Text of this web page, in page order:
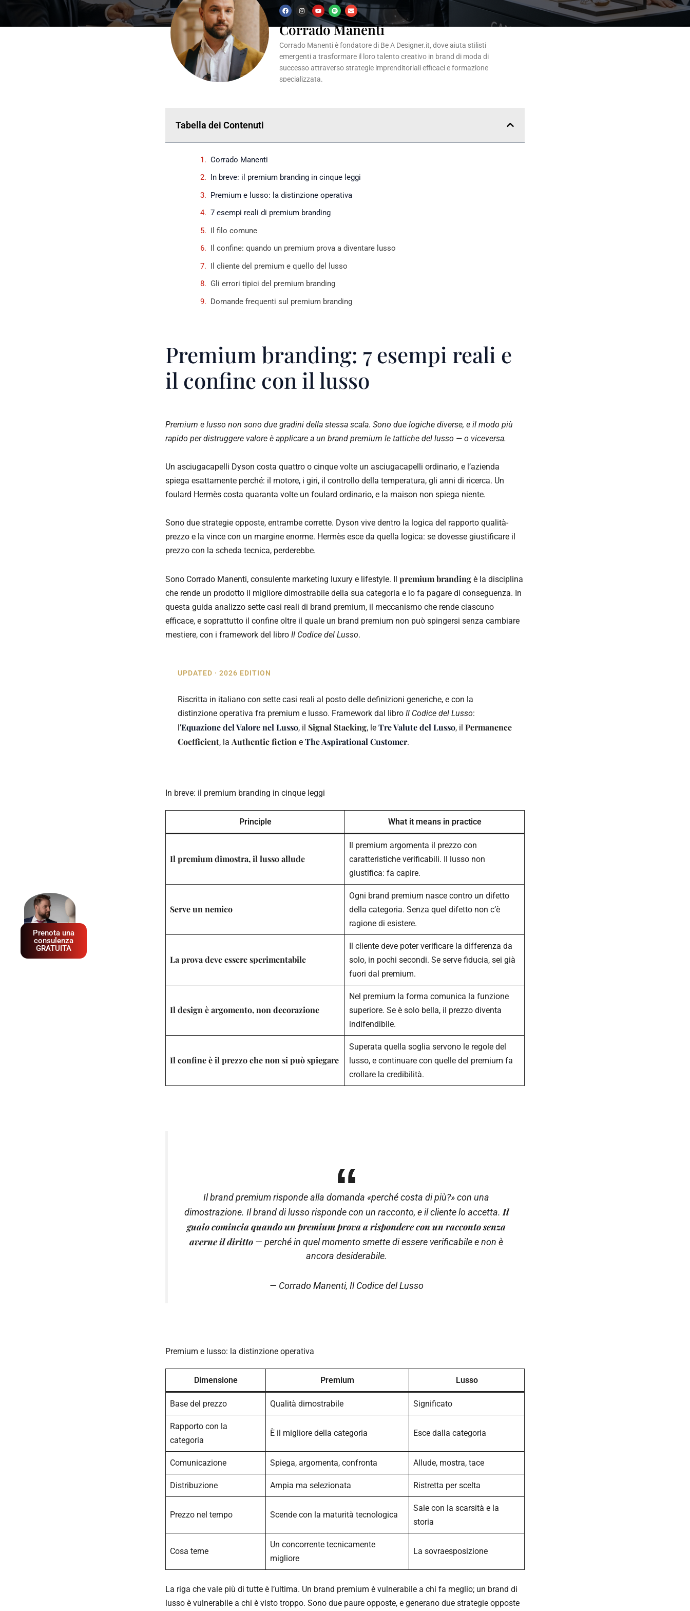
F
a
c
e
b
o
o
k
I
t
a
g
r
a
m
Y
o
u
t
u
b
e
S
p
o
t
i
f
y
E
n
v
e
l
o
p
e
Corrado Manenti
Corrado Manenti è fondatore di Be A Designer.it, dove aiuta stilisti
emergenti a trasformare il loro talento creativo in brand di moda di
successo attraverso strategie imprenditoriali efficaci e formazione
specializzata.
Tabella dei Contenuti
Corrado Manenti
In breve: il premium branding in cinque leggi
Premium e lusso: la distinzione operativa
7 esempi reali di premium branding
Il filo comune
Il confine: quando un premium prova a diventare lusso
Il cliente del premium e quello del lusso
Gli errori tipici del premium branding
Domande frequenti sul premium branding
Premium branding: 7 esempi reali e
il confine con il lusso
Premium e lusso non sono due gradini della stessa scala. Sono due logiche diverse, e il modo più
rapido per distruggere valore è applicare a un brand premium le tattiche del lusso — o viceversa.
Un asciugacapelli Dyson costa quattro o cinque volte un asciugacapelli ordinario, e l’azienda
spiega esattamente perché: il motore, i giri, il controllo della temperatura, gli anni di ricerca. Un
foulard Hermès costa quaranta volte un foulard ordinario, e la maison non spiega niente.
Sono due strategie opposte, entrambe corrette. Dyson vive dentro la logica del rapporto qualità-
prezzo e la vince con un margine enorme. Hermès esce da quella logica: se dovesse giustificare il
prezzo con la scheda tecnica, perderebbe.
Sono Corrado Manenti, consulente marketing luxury e lifestyle. Il premium branding è la disciplina
che rende un prodotto il migliore dimostrabile della sua categoria e lo fa pagare di conseguenza. In
questa guida analizzo sette casi reali di brand premium, il meccanismo che rende ciascuno
efficace, e soprattutto il confine oltre il quale un brand premium non può spingersi senza cambiare
mestiere, con i framework del libro Il Codice del Lusso.
UPDATED · 2026 EDITION
Riscritta in italiano con sette casi reali al posto delle definizioni generiche, e con la
distinzione operativa fra premium e lusso. Framework dal libro Il Codice del Lusso:
l’Equazione del Valore nel Lusso, il Signal Stacking, le Tre Valute del Lusso, il Permanence
Coefficient, la Authentic fiction e The Aspirational Customer.
In breve: il premium branding in cinque leggi
Principle What it means in practice
Il premium dimostra, il lusso allude
Il premium argomenta il prezzo con
caratteristiche verificabili. Il lusso non
giustifica: fa capire.
Serve un nemico
Ogni brand premium nasce contro un difetto
della categoria. Senza quel difetto non c’è
ragione di esistere.
La prova deve essere sperimentabile
Il cliente deve poter verificare la differenza da
solo, in pochi secondi. Se serve fiducia, sei già
fuori dal premium.
Il design è argomento, non decorazione
Nel premium la forma comunica la funzione
superiore. Se è solo bella, il prezzo diventa
indifendibile.
Il confine è il prezzo che non si può spiegare
Superata quella soglia servono le regole del
lusso, e continuare con quelle del premium fa
crollare la credibilità.
Il brand premium risponde alla domanda «perché costa di più?» con una
dimostrazione. Il brand di lusso risponde con un racconto, e il cliente lo accetta.Il
guaio comincia quando un premium prova a rispondere con un racconto senza
averne il diritto — perché in quel momento smette di essere verificabile e non è
ancora desiderabile.
— Corrado Manenti, Il Codice del Lusso
Premium e lusso: la distinzione operativa
Dimensione Premium Lusso
Base del prezzo Qualità dimostrabile Significato
Rapporto con la
categoria
È il migliore della categoria Esce dalla categoria
Comunicazione Spiega, argomenta, confronta Allude, mostra, tace
Distribuzione Ampia ma selezionata Ristretta per scelta
Prezzo nel tempo Scende con la maturità tecnologica
Sale con la scarsità e la
storia
Cosa teme
Un concorrente tecnicamente
migliore
La sovraesposizione
La riga che vale più di tutte è l’ultima. Un brand premium è vulnerabile a chi fa meglio; un brand di
lusso è vulnerabile a chi è visto troppo. Sono due paure opposte, e generano due strategie opposte
Prenota una
consulenza
GRATUITA